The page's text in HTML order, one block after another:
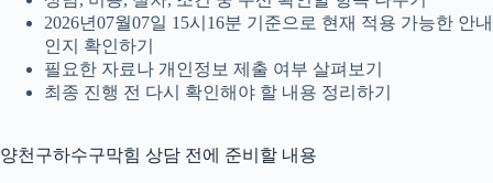
2026년07월07일 15시16분 기준으로 현재 적용 가능한 안내
인지 확인하기
필요한 자료나 개인정보 제출 여부 살펴보기
최종 진행 전 다시 확인해야 할 내용 정리하기
양천구하수구막힘 상담 전에 준비할 내용